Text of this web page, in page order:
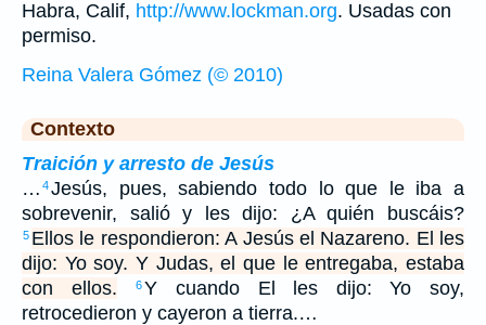
Habra, Calif, http://www.lockman.org. Usadas con
permiso.
Reina Valera Gómez (© 2010)
Contexto
Traición y arresto de Jesús
… 4Jesús, pues, sabiendo todo lo que le iba a
sobrevenir, salió y les dijo: ¿A quién buscáis?
5 Ellos le respondieron: A Jesús el Nazareno. El les
dijo: Yo soy. Y Judas, el que le entregaba, estaba
con ellos.
6Y cuando El les dijo: Yo soy,
retrocedieron y cayeron a tierra.…